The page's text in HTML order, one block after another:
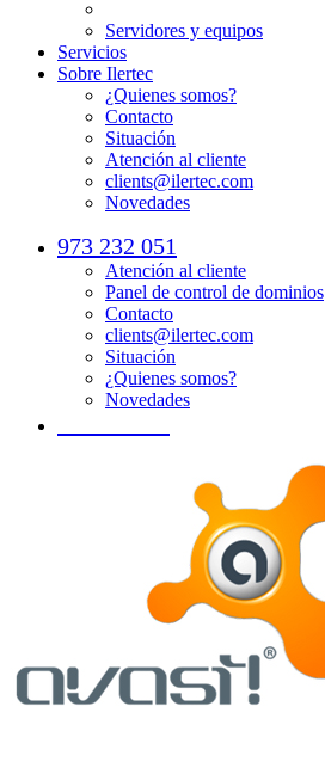
Servidores y equipos
Servicios
Sobre Ilertec
¿Quienes somos?
Contacto
Situación
Atención al cliente
clients@ilertec.com
Novedades
973 232 051
Atención al cliente
Panel de control de dominios
Contacto
clients@ilertec.com
Situación
¿Quienes somos?
Novedades